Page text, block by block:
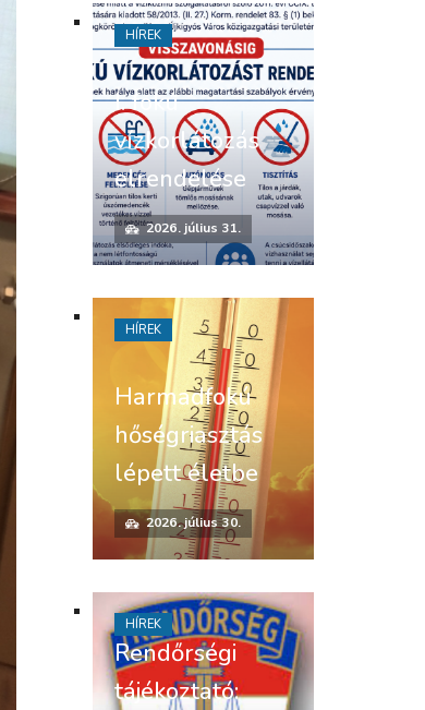
I. fokú
vízkorlátozás
elrendelése
2026. július 31.
HÍREK
Harmadfokú
hőségriasztás
lépett életbe
2026. július 30.
HÍREK
Rendőrségi
tájékoztató:
HÍREK